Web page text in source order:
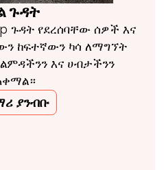
ጉዳት
ጉዳት የደረሰባቸው ሰዎች እና
ከፍተኛውን ካሳ ለማግኘት
እና ሀብታችንን
ያንብቡ